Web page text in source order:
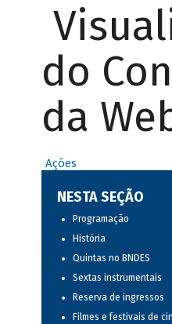
do
da
Ações
NESTA SEÇÃO
Programação
História
Quintas no BNDES
Sextas instrumentais
Reserva de ingressos
Filmes e festivais de